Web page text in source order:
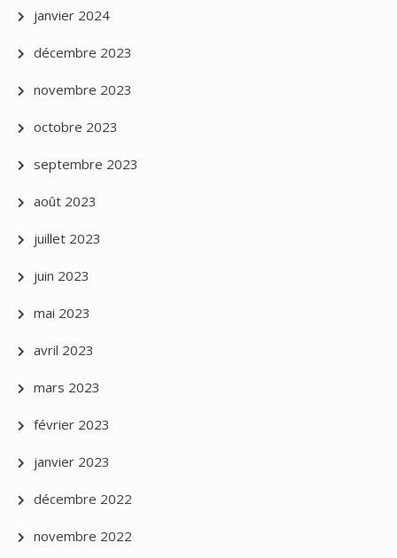
janvier 2024
décembre 2023
novembre 2023
octobre 2023
septembre 2023
août 2023
juillet 2023
juin 2023
mai 2023
avril 2023
mars 2023
février 2023
janvier 2023
décembre 2022
novembre 2022